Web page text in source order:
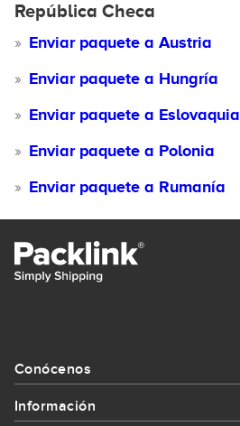
República Checa
Enviar paquete a Austria
Enviar paquete a Hungría
Enviar paquete a Eslovaquia
Enviar paquete a Polonia
Enviar paquete a Rumanía
Conócenos
Información